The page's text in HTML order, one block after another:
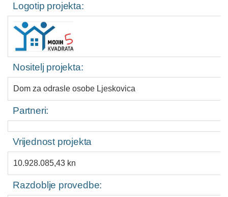
Logotip projekta:
Nositelj projekta:
Dom za odrasle osobe Ljeskovica
Partneri:
Vrijednost projekta
10.928.085,43 kn
Razdoblje provedbe: